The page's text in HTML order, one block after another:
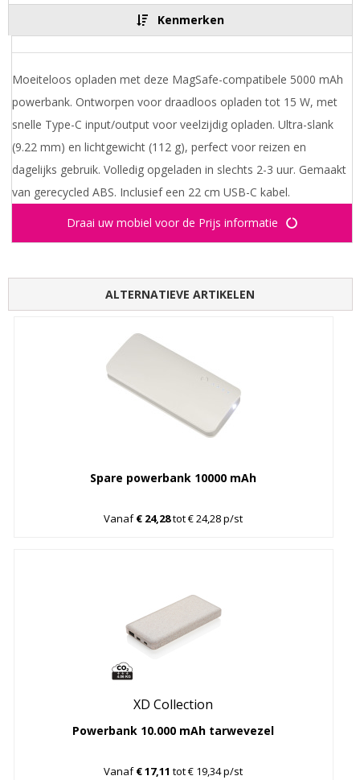
Kenmerken
Moeiteloos opladen met deze MagSafe-compatibele 5000 mAh
powerbank. Ontworpen voor draadloos opladen tot 15 W, met
snelle Type-C input/output voor veelzijdig opladen. Ultra-slank
(9.22 mm) en lichtgewicht (112 g), perfect voor reizen en
dagelijks gebruik. Volledig opgeladen in slechts 2-3 uur. Gemaakt
van gerecycled ABS. Inclusief een 22 cm USB-C kabel.
Draai uw mobiel voor de Prijs informatie
ALTERNATIEVE ARTIKELEN
Spare powerbank 10000 mAh
Vanaf€ 24,28tot € 24,28 p/st
XD Collection
Powerbank 10.000 mAh tarwevezel
Vanaf€ 17,11 tot € 19,34 p/st